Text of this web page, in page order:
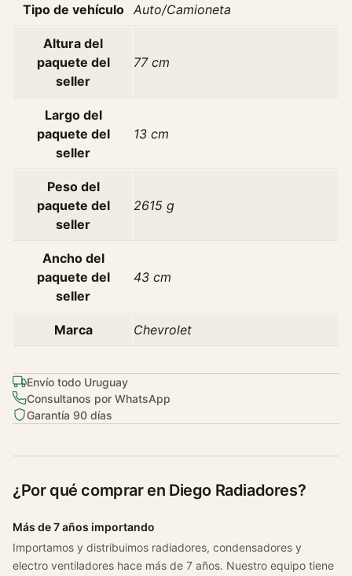
a
c
e
t
n
a
c
n
i
d
Tipo de vehículo Auto/Camioneta
Altura del
paquete del
seller
77 cm
Largo del
paquete del
seller
13 cm
Peso del
paquete del
seller
2615 g
Ancho del
paquete del
seller
43 cm
Marca Chevrolet
Envío todo Uruguay
Consultanos por WhatsApp
Garantía 90 días
¿Por qué comprar en Diego Radiadores?
Más de 7 años importando
Importamos y distribuimos radiadores, condensadores y
electro ventiladores hace más de 7 años. Nuestro equipo tiene